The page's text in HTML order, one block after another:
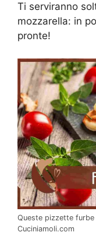
Ti serviranno
mozzarella: in
pronte!
Queste pizzette
Cuciniamoli.com